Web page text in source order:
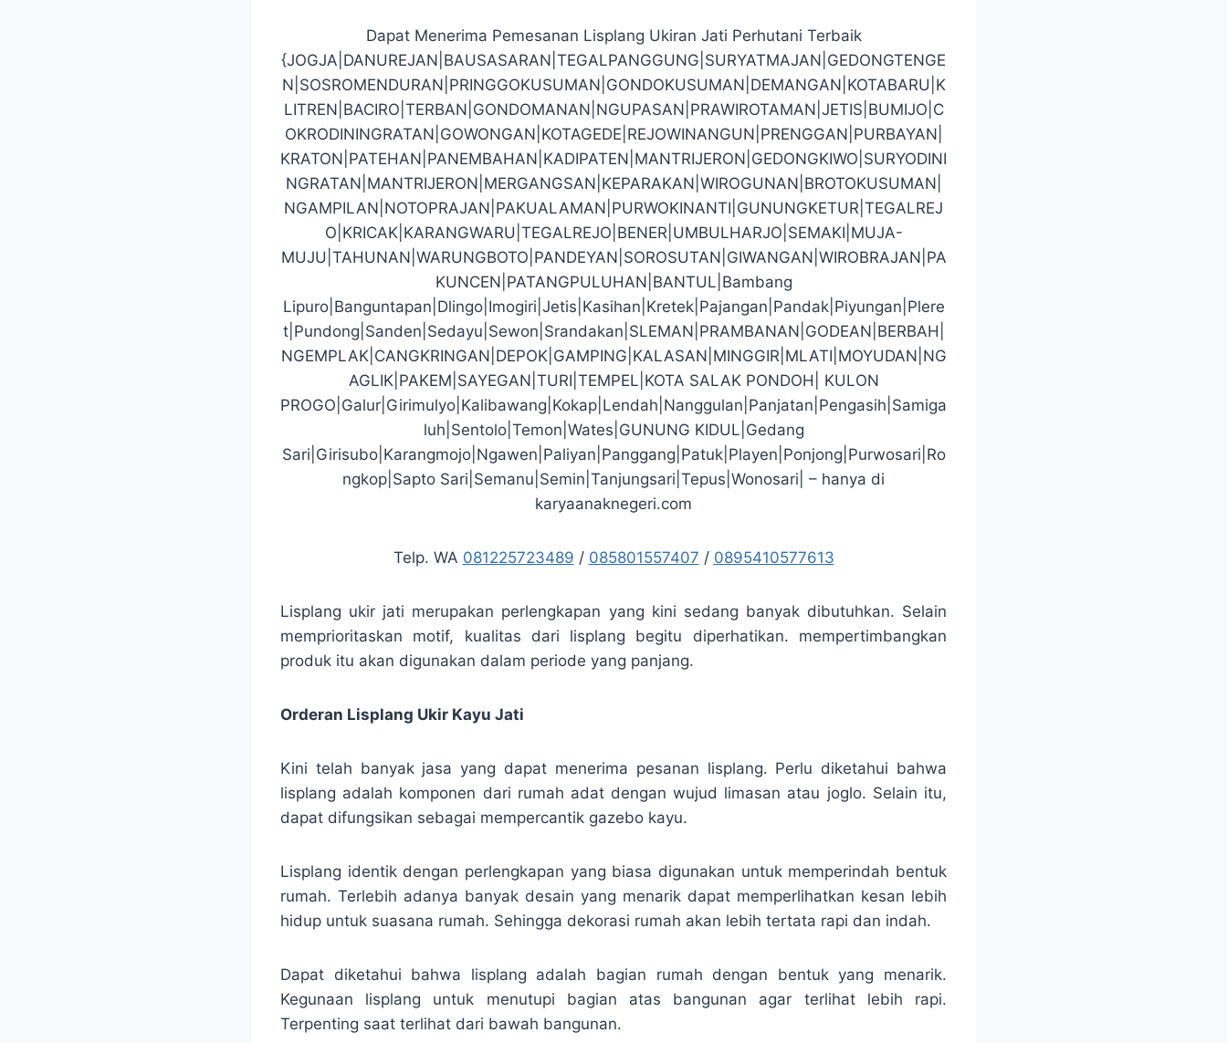
Dapat Menerima Pemesanan Lisplang Ukiran Jati Perhutani Terbaik
{JOGJA|DANUREJAN|BAUSASARAN|TEGALPANGGUNG|SURYATMAJAN|GEDONGTENGE
N|SOSROMENDURAN|PRINGGOKUSUMAN|GONDOKUSUMAN|DEMANGAN|KOTABARU|K
LITREN|BACIRO|TERBAN|GONDOMANAN|NGUPASAN|PRAWIROTAMAN|JETIS|BUMIJO|C
OKRODININGRATAN|GOWONGAN|KOTAGEDE|REJOWINANGUN|PRENGGAN|PURBAYAN|
KRATON|PATEHAN|PANEMBAHAN|KADIPATEN|MANTRIJERON|GEDONGKIWO|SURYODINI
NGRATAN|MANTRIJERON|MERGANGSAN|KEPARAKAN|WIROGUNAN|BROTOKUSUMAN|
NGAMPILAN|NOTOPRAJAN|PAKUALAMAN|PURWOKINANTI|GUNUNGKETUR|TEGALREJ
O|KRICAK|KARANGWARU|TEGALREJO|BENER|UMBULHARJO|SEMAKI|MUJA-
MUJU|TAHUNAN|WARUNGBOTO|PANDEYAN|SOROSUTAN|GIWANGAN|WIROBRAJAN|PA
KUNCEN|PATANGPULUHAN|BANTUL|Bambang
Lipuro|Banguntapan|Dlingo|Imogiri|Jetis|Kasihan|Kretek|Pajangan|Pandak|Piyungan|Plere
t|Pundong|Sanden|Sedayu|Sewon|Srandakan|SLEMAN|PRAMBANAN|GODEAN|BERBAH|
NGEMPLAK|CANGKRINGAN|DEPOK|GAMPING|KALASAN|MINGGIR|MLATI|MOYUDAN|NG
AGLIK|PAKEM|SAYEGAN|TURI|TEMPEL|KOTA SALAK PONDOH| KULON
PROGO|Galur|Girimulyo|Kalibawang|Kokap|Lendah|Nanggulan|Panjatan|Pengasih|Samiga
luh|Sentolo|Temon|Wates|GUNUNG KIDUL|Gedang
Sari|Girisubo|Karangmojo|Ngawen|Paliyan|Panggang|Patuk|Playen|Ponjong|Purwosari|Ro
ngkop|Sapto Sari|Semanu|Semin|Tanjungsari|Tepus|Wonosari| – hanya di
karyaanaknegeri.com
Telp. WA 081225723489 / 085801557407 / 0895410577613
Lisplang ukir jati merupakan perlengkapan yang kini sedang banyak dibutuhkan. Selain
memprioritaskan motif, kualitas dari lisplang begitu diperhatikan. mempertimbangkan
produk itu akan digunakan dalam periode yang panjang.
Orderan Lisplang Ukir Kayu Jati
Kini telah banyak jasa yang dapat menerima pesanan lisplang. Perlu diketahui bahwa
lisplang adalah komponen dari rumah adat dengan wujud limasan atau joglo. Selain itu,
dapat difungsikan sebagai mempercantik gazebo kayu.
Lisplang identik dengan perlengkapan yang biasa digunakan untuk memperindah bentuk
rumah. Terlebih adanya banyak desain yang menarik dapat memperlihatkan kesan lebih
hidup untuk suasana rumah. Sehingga dekorasi rumah akan lebih tertata rapi dan indah.
Dapat diketahui bahwa lisplang adalah bagian rumah dengan bentuk yang menarik.
Kegunaan lisplang untuk menutupi bagian atas bangunan agar terlihat lebih rapi.
Terpenting saat terlihat dari bawah bangunan.